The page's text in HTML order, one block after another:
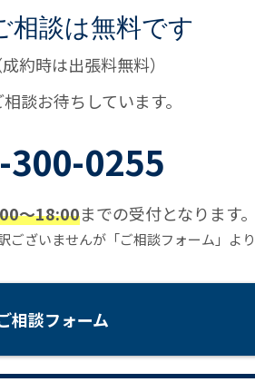
相談は無料です
約時は出張料無料）
談お待ちしています。
300-0255
〜18:00までの受付となります。
ございませんが「ご相談フォーム」よ
相談フォーム